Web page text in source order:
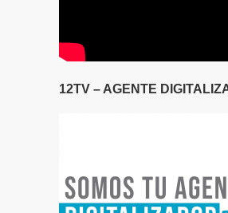
12TV – AGENTE